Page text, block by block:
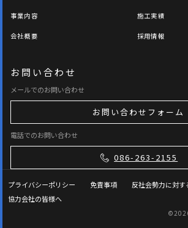
事業内容 施工実績
会社概要 採用情報
お問い合わせ
メールでのお問い合わせ
お問い合わせフォーム
電話でのお問い合わせ
086-263-2155
プライバシーポリシー 免責事項
反社会勢力に対す
協力会社の皆様へ
©